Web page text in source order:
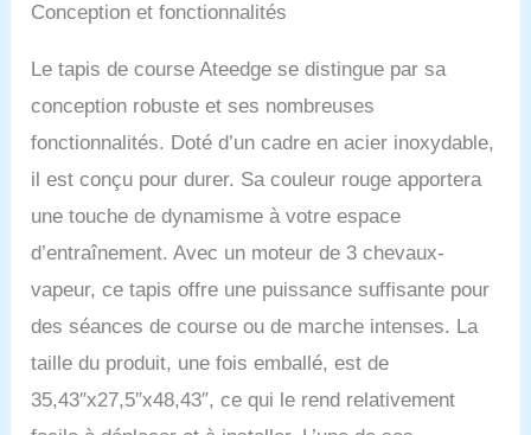
Conception et fonctionnalités
Le tapis de course Ateedge se distingue par sa
conception robuste et ses nombreuses
fonctionnalités. Doté d’un cadre en acier inoxydable,
il est conçu pour durer. Sa couleur rouge apportera
une touche de dynamisme à votre espace
d’entraînement. Avec un moteur de 3 chevaux-
vapeur, ce tapis offre une puissance suffisante pour
des séances de course ou de marche intenses. La
taille du produit, une fois emballé, est de
35,43″x27,5″x48,43″, ce qui le rend relativement